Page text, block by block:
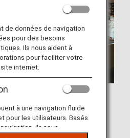
de données de navigation
pour des besoins
Ils nous aident à
pour faciliter votre
internet.
à une navigation fluide
pour les utilisateurs. Basés
ils nous